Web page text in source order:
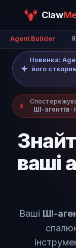
Claw
Agent Builder
Новинка:
його
ШІ-агентів
ваші
Ваші ШІ-